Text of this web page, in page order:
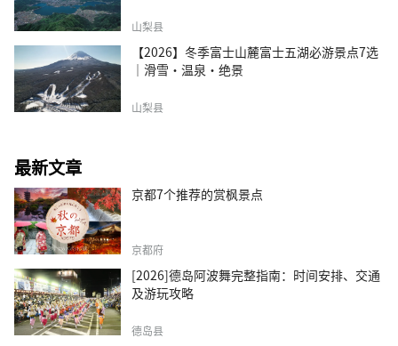
山梨县
【2026】冬季富士山麓富士五湖必游景点7选
｜滑雪・温泉・绝景
山梨县
最新文章
京都7个推荐的赏枫景点
京都府
[2026]德岛阿波舞完整指南：时间安排、交通
及游玩攻略
德岛县